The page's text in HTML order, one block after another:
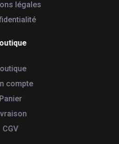
légales
compte
Panier
CGV